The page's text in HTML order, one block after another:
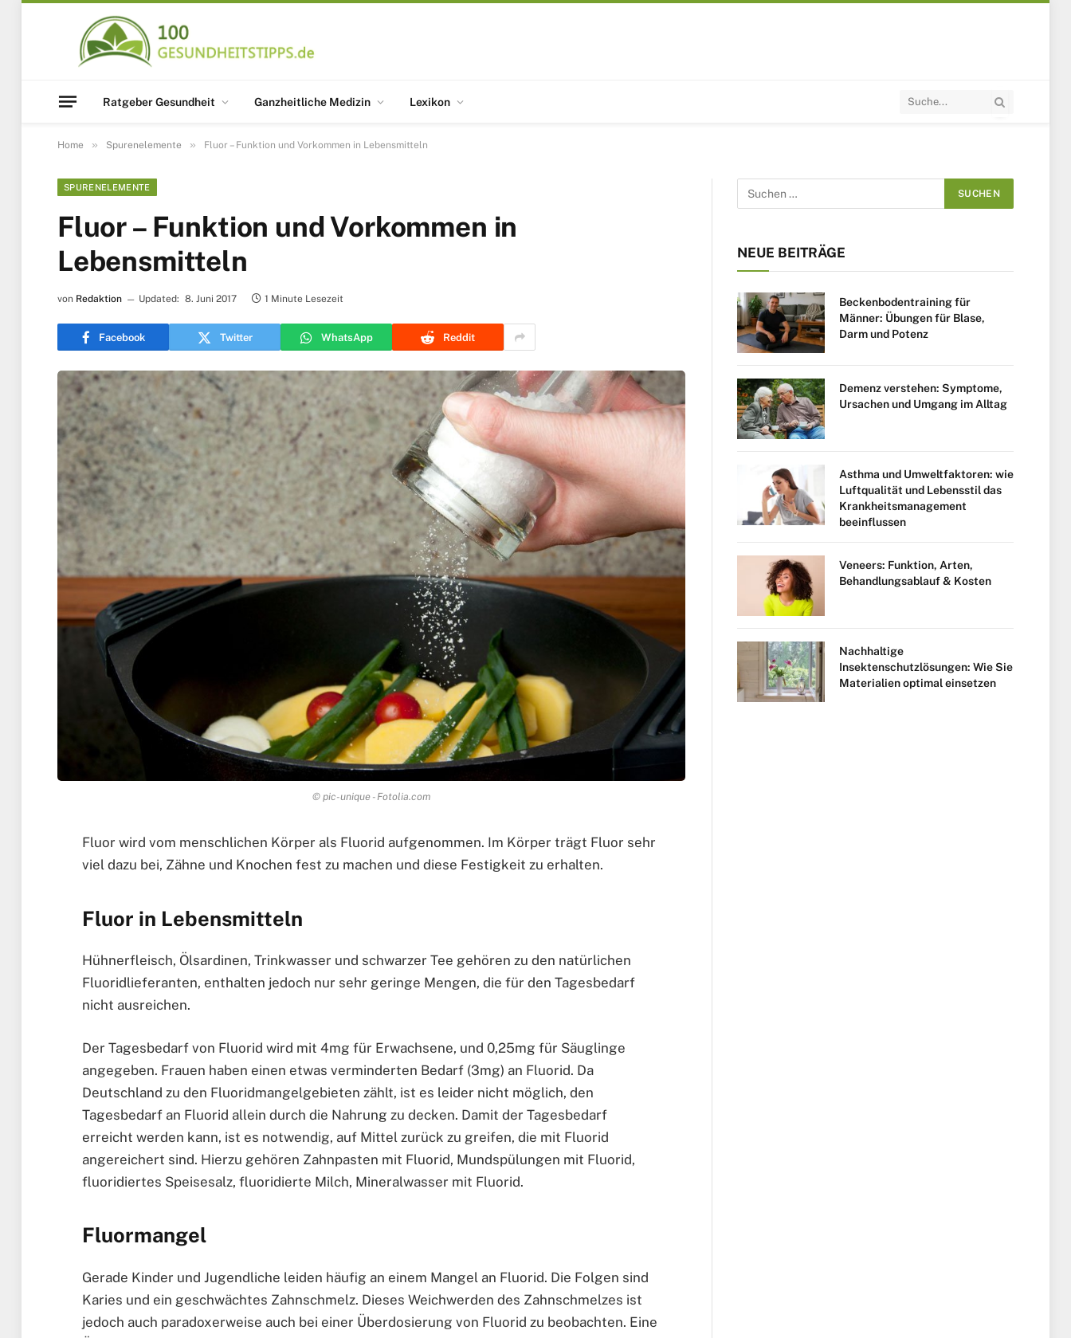
Ratgeber Gesundheit Ganzheitliche Medizin Lexikon
Home » Spurenelemente » Fluor – Funktion und Vorkommen in Lebensmitteln
SPURENELEMENTE
Fluor – Funktion und Vorkommen in
Lebensmitteln
von Redaktion Updated: 8. Juni 2017 1 Minute Lesezeit
Facebook Twitter WhatsApp Reddit
© pic-unique - Fotolia.com
Fluor wird vom menschlichen Körper als Fluorid aufgenommen. Im Körper trägt Fluor sehr
viel dazu bei, Zähne und Knochen fest zu machen und diese Festigkeit zu erhalten.
Fluor in Lebensmitteln
Hühnerfleisch, Ölsardinen, Trinkwasser und schwarzer Tee gehören zu den natürlichen
Fluoridlieferanten, enthalten jedoch nur sehr geringe Mengen, die für den Tagesbedarf
nicht ausreichen.
Der Tagesbedarf von Fluorid wird mit 4mg für Erwachsene, und 0,25mg für Säuglinge
angegeben. Frauen haben einen etwas verminderten Bedarf (3mg) an Fluorid. Da
Deutschland zu den Fluoridmangelgebieten zählt, ist es leider nicht möglich, den
Tagesbedarf an Fluorid allein durch die Nahrung zu decken. Damit der Tagesbedarf
erreicht werden kann, ist es notwendig, auf Mittel zurück zu greifen, die mit Fluorid
angereichert sind. Hierzu gehören Zahnpasten mit Fluorid, Mundspülungen mit Fluorid,
fluoridiertes Speisesalz, fluoridierte Milch, Mineralwasser mit Fluorid.
Fluormangel
Gerade Kinder und Jugendliche leiden häufig an einem Mangel an Fluorid. Die Folgen sind
Karies und ein geschwächtes Zahnschmelz. Dieses Weichwerden des Zahnschmelzes ist
jedoch auch paradoxerweise auch bei einer Überdosierung von Fluorid zu beobachten. Eine
NEUE BEITRÄGE
Beckenbodentraining für
Männer: Übungen für Blase,
Darm und Potenz
Demenz verstehen: Symptome,
Ursachen und Umgang im Alltag
Asthma und Umweltfaktoren: wie
Luftqualität und Lebensstil das
Krankheitsmanagement
beeinflussen
Veneers: Funktion, Arten,
Behandlungsablauf & Kosten
Nachhaltige
Insektenschutzlösungen: Wie Sie
Materialien optimal einsetzen